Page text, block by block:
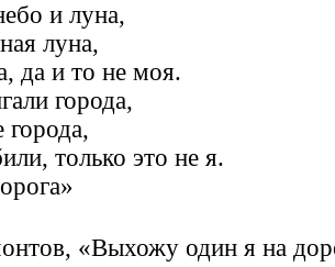
и луна,
луна,
да и то не моя.
города,
только это не я.